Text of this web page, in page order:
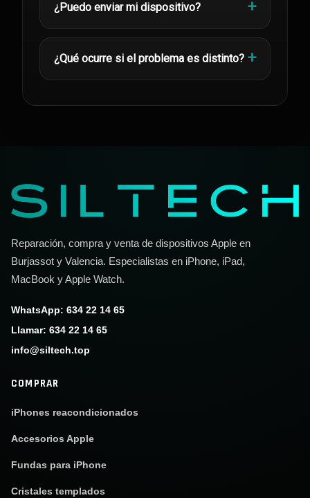
¿Puedo enviar mi dispositivo?
¿Qué ocurre si el problema es distinto?
Reparación, compra y venta de dispositivos Apple en
Burjassot y Valencia. Especialistas en iPhone, iPad,
MacBook y Apple Watch.
WhatsApp: 634 22 14 65
Llamar: 634 22 14 65
info@siltech.top
COMPRAR
iPhones reacondicionados
Accesorios Apple
Fundas para iPhone
Cristales templados